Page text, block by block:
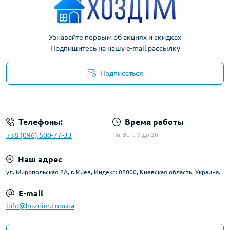
Узнавайте первым об акциях и скидках
Подпишитесь на нашу e-mail рассылку
Подписаться
Телефоны:
+38 (096) 500-77-33
Время работы
Пн-Вс: с 9 до 20
Наш адрес
ул. Миропольская 2А, г. Киев, Индекс: 02000, Киевская область, Украина.
E-mail
info@hozdim.com.ua